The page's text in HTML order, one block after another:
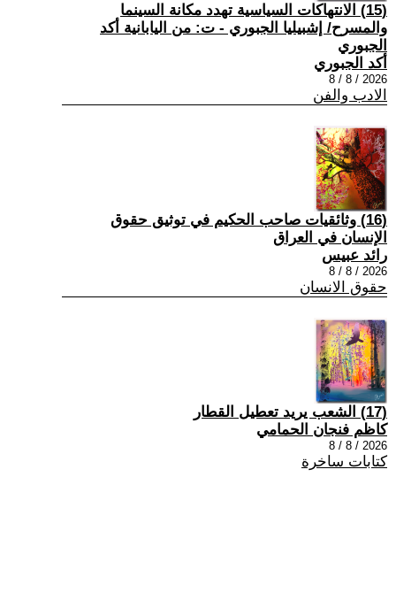
(15) الانتهاكات السياسية تهدد مكانة السينما
والمسرح/ إشبيليا الجبوري - ت: من اليابانية أكد
الجبوري
أكد الجبوري
2026 / 8 / 8
الادب والفن
(16) وثائقيات صاحب الحكيم في توثيق حقوق
الإنسان في العراق
رائد عبيس
2026 / 8 / 8
حقوق الانسان
(17) الشعب يريد تعطيل القطار
كاظم فنجان الحمامي
2026 / 8 / 8
كتابات ساخرة